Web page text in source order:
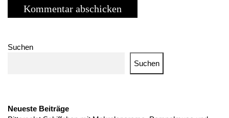
Suchen
Suchen
Neueste Beiträge